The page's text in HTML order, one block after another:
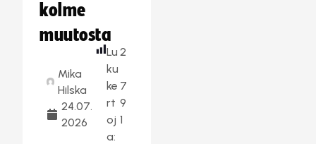
kolme
muutosta
Mika
Hilska
24.07.
2026
Lu
ku
ke
rt
oj
a:
2
7
9
1